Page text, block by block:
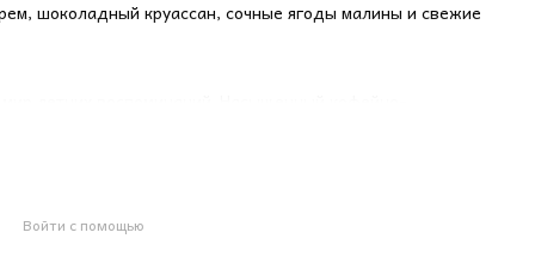
шоколадный круассан, сочные ягоды малины и свежие
где только что испекли свежие десерты.
стаканчика с тающим кремом
Войти с помощью